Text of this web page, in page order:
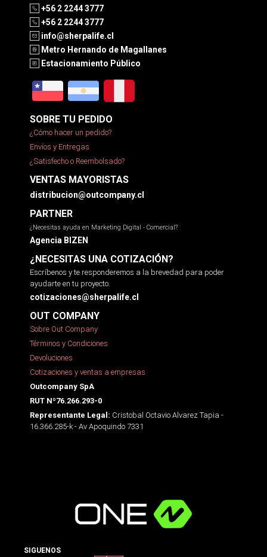
+56 2 2244 3777
+56 2 2244 3777
info@sherpalife.cl
Metro Hernando de Magallanes
Estacionamiento Público
SOBRE TU PEDIDO
¿Cómo hacer un pedido?
Envíos y Entregas
¿Satisfecho o Reembolsado?
VENTAS MAYORISTAS
distribucion@outcompany.cl
PARTNER
¿Necesitas ayuda en Marketing Digital - Comercial?
Agencia BIZEN
¿NECESITAS UNA COTIZACIÓN?
Escríbenos y te responderemos a la brevedad para poder
ayudarte en tu proyecto.
cotizaciones@sherpalife.cl
OUT COMPANY
Sobre Out Company
Términos y Condiciones
Devoluciones
Cotizaciones y ventas a empresas
Outcompany SpA
RUT Nº76.266.293-0
Representante Legal: Cristobal Octavio Alvarez Tapia -
16.366.285-k - Av Apoquindo 7331
SIGUENOS